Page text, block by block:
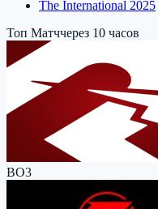
The International 2025
Топ Матччерез 10 часов
BO3